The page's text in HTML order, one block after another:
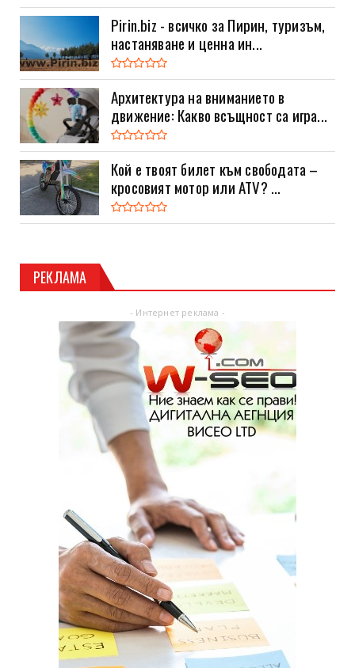
Pirin.biz - всичко за Пирин, туризъм,
настаняване и ценна ин...
Архитектура на вниманието в
движение: Какво всъщност са игра...
Кой е твоят билет към свободата –
кросовият мотор или ATV? ...
РЕКЛАМА
- Интернет реклама -